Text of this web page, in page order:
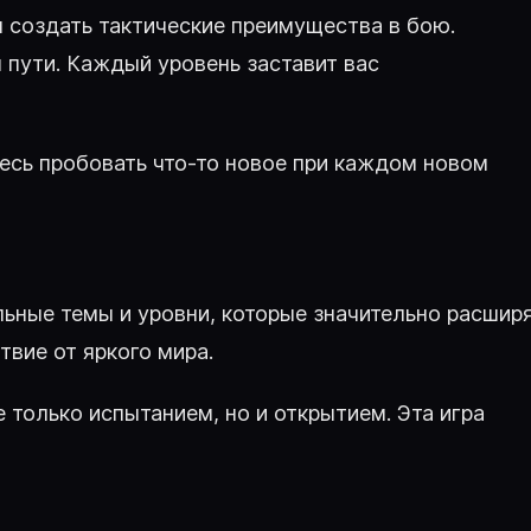
тактические преимущества в бою.
Каждый уровень заставит вас
пробовать что-то новое при каждом новом
темы и уровни, которые значительно
от яркого мира.
испытанием, но и открытием. Эта игра